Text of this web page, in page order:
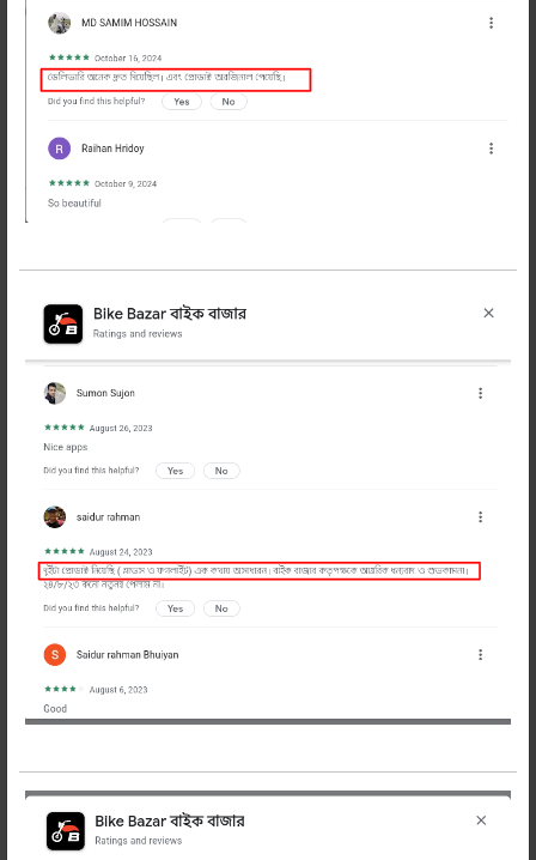
ইয়ামাহা আর১৫ ভি৩ লুকিং গ্লাস (বাম পাশ)
750 টাকা 950 টাকা অর্ডার করুন
ইয়ামাহা আর১৫ ভি৩ বাইকের বাম পাশের লুকিং
গ্লাস। জেনুইন প্রোডাক্ট। ইন্ডিয়ান ম্যানুফেকচার। খুবই
সাশ্রয়ী দামে পাচ্ছেন বাইক বাজারে। সারাদেশে হোম
ডেলিভারি করা হয়। এখনি অর্ডার করুন।
প্রডাক্ট হাতে পেয়ে টাকা পরিশোধ
ইজি ও ফ্রী রিটার্ন
- +
অর্ডার
প্রডাক্ট
শেয়ার করুন: